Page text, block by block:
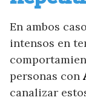
En ambos
intensos en
personas con
canalizar